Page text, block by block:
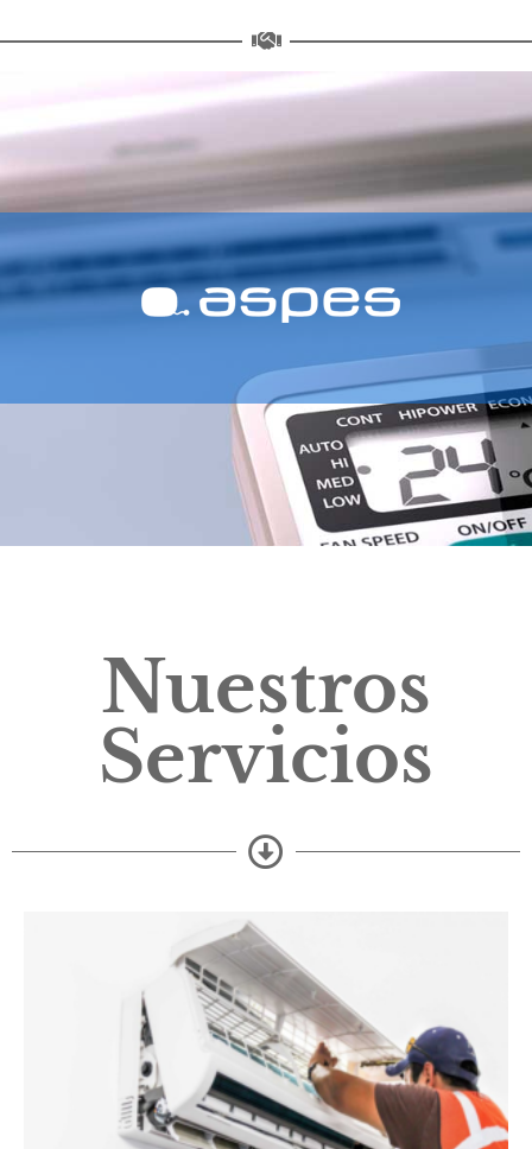
Nuestros
Servicios